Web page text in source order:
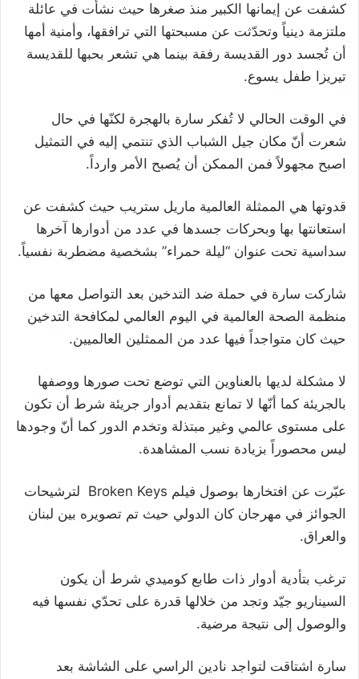
كشفت عن إيمانها الكبير منذ صغرها حيث نشأت في عائلة
ملتزمة دينياً وتحدّثت عن مسبحتها التي ترافقها، وأمنية أمها
أن تُجسد دور القديسة رفقة بينما هي تشعر بحبها للقديسة
تيريزا طفل يسوع.
في الوقت الحالي لا تُفكر سارة بالهجرة لكنّها في حال
شعرت أنّ مكان جيل الشباب الذي تنتمي إليه في التمثيل
اصبح مجهولاً فمن الممكن أن يُصبح الأمر وارداً.
قدوتها هي الممثلة العالمية ماريل ستريب حيث كشفت عن
استعانتها بها وبحركات جسدها في عدد من أدوارها آخرها
سداسية تحت عنوان “ليلة حمراء” بشخصية مضطربة نفسياً.
شاركت سارة في حملة ضد التدخين بعد التواصل معها من
منظمة الصحة العالمية في اليوم العالمي لمكافحة التدخين
حيث كان متواجداً فيها عدد من الممثلين العالميين.
لا مشكلة لديها بالعناوين التي توضع تحت صورها ووصفها
بالجريئة كما أنّها لا تمانع بتقديم أدوار جريئة شرط أن تكون
على مستوى عالمي وغير مبتذلة وتخدم الدور كما أنّ وجودها
ليس محصوراً بزيادة نسب المشاهدة.
عبّرت عن افتخارها بوصول فيلم Broken Keys لترشيحات
الجوائز في مهرجان كان الدولي حيث تم تصويره بين لبنان
والعراق.
ترغب بتأدية أدوار ذات طابع كوميدي شرط أن يكون
السيناريو جيّد وتجد من خلالها قدرة على تحدّي نفسها فيه
والوصول إلى نتيجة مرضية.
سارة اشتاقت لتواجد نادين الراسي على الشاشة بعد